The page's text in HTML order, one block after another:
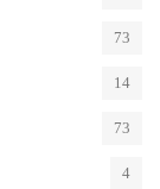
73
14
73
4